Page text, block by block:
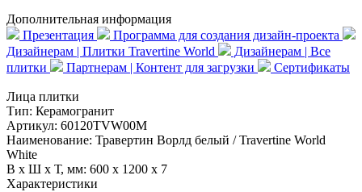
Дополнительная информация
Презентация
Программа для создания дизайн-проекта
Дизайнерам | Плитки Travertine World
Дизайнерам | Все
плитки
Партнерам | Контент для загрузки Сертификаты
Лица плитки
Тип: Керамогранит
Артикул: 60120TVW00M
Наименование: Травертин Ворлд белый / Travertine World
White
В x Ш x Т, мм: 600 x 1200 x 7
Характеристики